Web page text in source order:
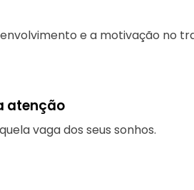
e a motivação no
atenção
vaga dos seus sonhos.